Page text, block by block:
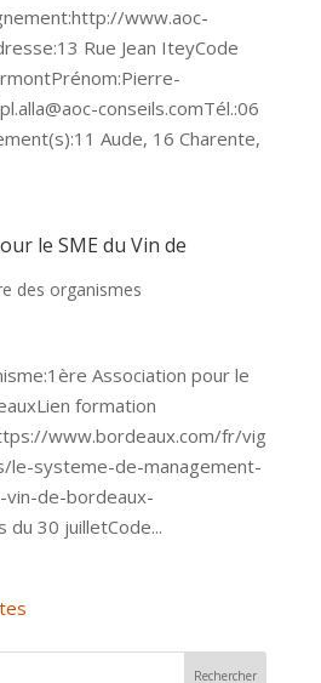
www.aoc-
Rue Jean IteyCode
conseils.comTél.:06
Aude, 16 Charente,
le SME du Vin de
des organismes
Association pour le
formation
www.bordeaux.com/fr/vig
le-systeme-de-management-
vin-de-bordeaux-
du 30 juilletCode...